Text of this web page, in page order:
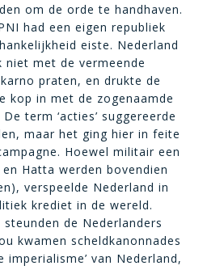
om de orde te handhaven.
had een eigen republiek
eiste. Nederland
niet met de vermeende
praten, en drukte de
kop in met de zogenaamde
term ‘acties’ suggereerde
maar het ging hier in feite
Hoewel militair een
Hatta werden bovendien
verspeelde Nederland in
krediet in de wereld.
de Nederlanders
kwamen scheldkanonnades
imperialisme’ van Nederland,